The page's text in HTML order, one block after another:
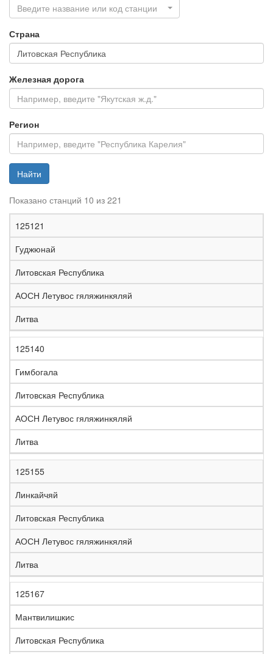
Введите название или код станции
Страна
Железная дорога
Регион
Найти
Показано станций 10 из 221
К
о
д
Н
а
з
в
а
н
и
е
т
а
н
а
е
е
з
н
а
я
о
о
а
е
и
н
125121
Гуджюнай
Литовская Республика
АОСН Летувос гяляжинкяляй
Литва
125140
Гимбогала
Литовская Республика
АОСН Летувос гяляжинкяляй
Литва
125155
Линкайчяй
Литовская Республика
АОСН Летувос гяляжинкяляй
Литва
125167
Мантвилишкис
Литовская Республика